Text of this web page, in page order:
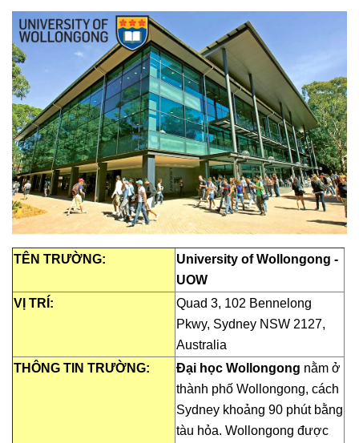
TÊN TRƯỜNG:
University of Wollongong -
UOW
VỊ TRÍ:
Quad 3, 102 Bennelong
Pkwy, Sydney NSW 2127,
Australia
THÔNG TIN TRƯỜNG:
Đại học Wollongong nằm ở
thành phố Wollongong, cách
Sydney khoảng 90 phút bằng
tàu hỏa. Wollongong được